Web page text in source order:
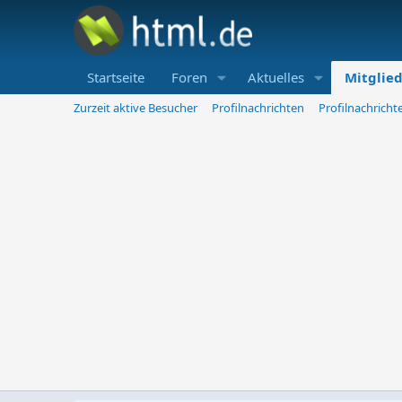
Startseite Foren Aktuelles
Zurzeit aktive Besucher Profilnachrichten